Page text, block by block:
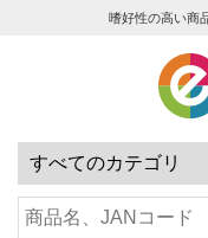
嗜好性の高い商